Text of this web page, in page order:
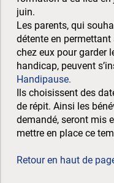
juin.
Les parents, qui
détente en
chez eux pour garder
handicap, peuvent
Handipause.
Ils choisissent des
de répit. Ainsi les
demandé, seront mis
mettre en place ce
Retour en haut de